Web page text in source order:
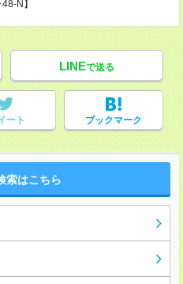
N】
LINEで送る
ート ブックマーク
索はこちら